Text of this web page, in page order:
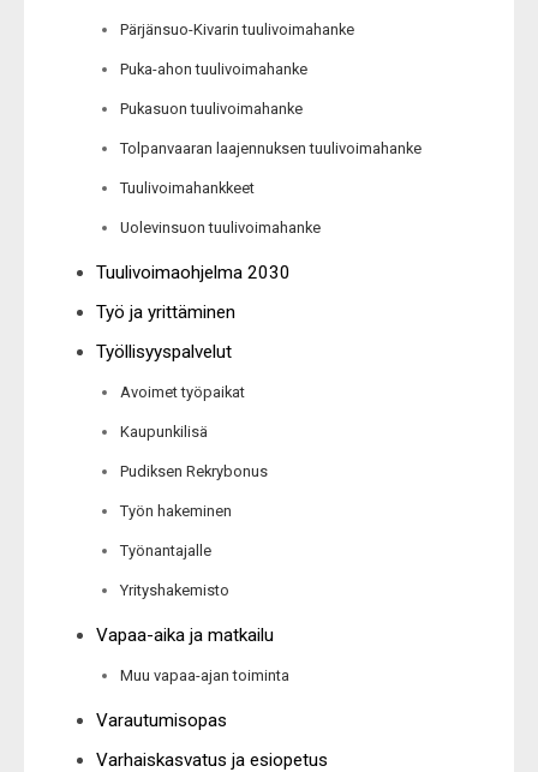
Pärjänsuo-Kivarin tuulivoimahanke
Puka-ahon tuulivoimahanke
Pukasuon tuulivoimahanke
Tolpanvaaran laajennuksen tuulivoimahanke
Tuulivoimahankkeet
Uolevinsuon tuulivoimahanke
Tuulivoimaohjelma 2030
Työ ja yrittäminen
Työllisyyspalvelut
Avoimet työpaikat
Kaupunkilisä
Pudiksen Rekrybonus
Työn hakeminen
Työnantajalle
Yrityshakemisto
Vapaa-aika ja matkailu
Muu vapaa-ajan toiminta
Varautumisopas
Varhaiskasvatus ja esiopetus